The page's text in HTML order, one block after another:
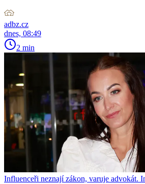
adbz.cz
dnes, 08:49
2 min
Influenceři neznají zákon, varuje advokát.